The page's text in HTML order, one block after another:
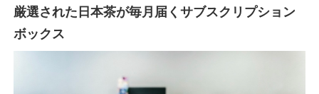
厳選された日本茶が毎月届くサブスクリプション
ボックス